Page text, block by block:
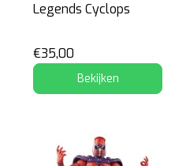
Legends Cyclops
€35,00
Bekijken